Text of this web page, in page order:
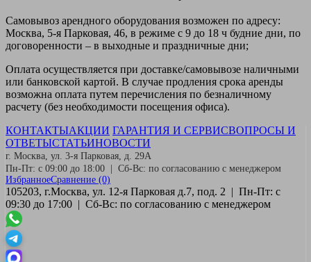
Самовывоз арендного оборудования возможен по адресу:
Москва, 5-я Парковая, 46, в режиме с 9 до 18 ч будние дни, по
договоренности – в выходные и праздничные дни;
Оплата осуществляется при доставке/самовывозе наличными
или банковской картой. В случае продления срока аренды
возможна оплата путем перечисления по безналичному
расчету (без необходимости посещения офиса).
КОНТАКТЫАКЦИИ ГАРАНТИЯ И СЕРВИСВОПРОСЫ И
ОТВЕТЫСТАТЬИНОВОСТИ
г. Москва, ул. 3-я Парковая, д. 29А
Пн-Пт: с 09:00 до 18:00 | Сб-Вс: по согласованию с менеджером
ИзбранноеСравнение (0)
105203, г.Москва, ул. 12-я Парковая д.7, под. 2 | Пн-Пт: с
09:30 до 17:00 | Сб-Вс: по согласованию с менеджером